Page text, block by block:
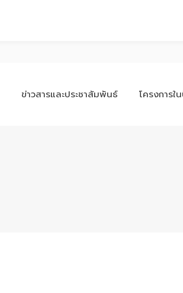
ข่าวสารและประชาสัมพันธ์ โครงการใ